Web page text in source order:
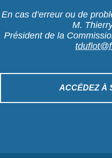
En cas d’erreur ou de
M.
Président de la
ACCÉDEZ À